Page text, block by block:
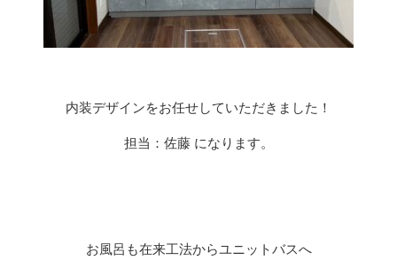
内装デザインをお任せしていただきました！
担当：佐藤 になります。
お風呂も在来工法からユニットバスへ